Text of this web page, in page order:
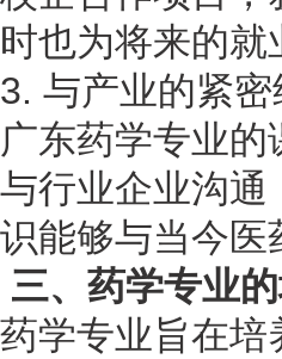
时也为将来的
3. 与产业的紧密
广东药学专业
与行业企业沟通
识能够与当今医
三、药学专业
药学专业旨在培